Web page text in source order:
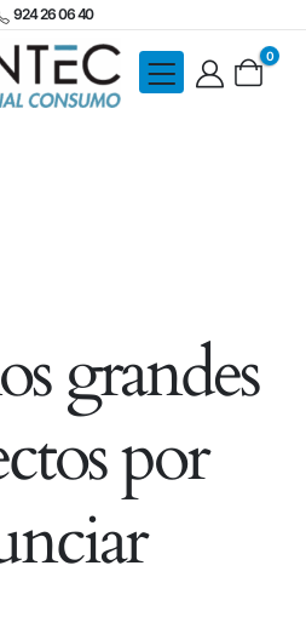
924 26 06 40
0
grandes
por